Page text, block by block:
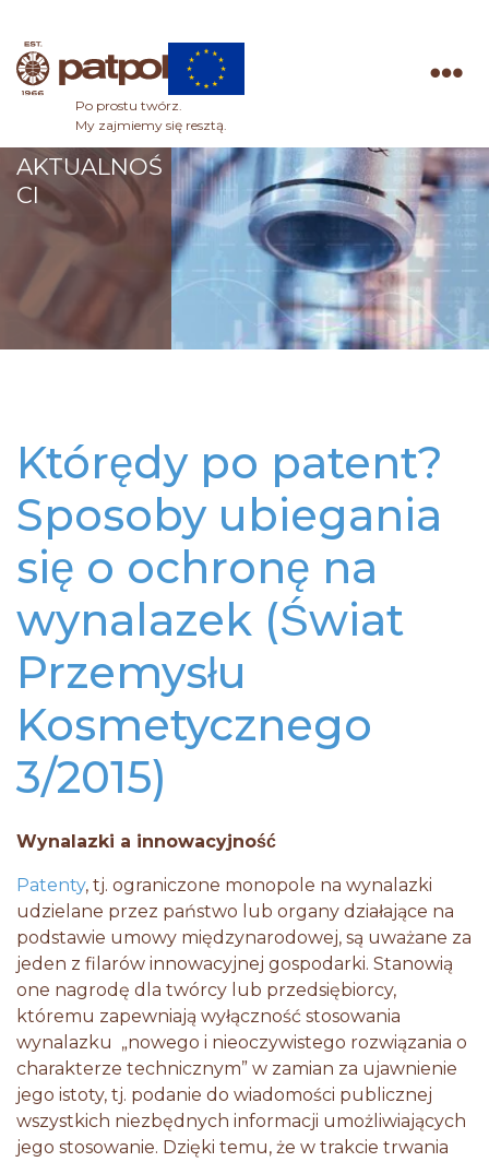
Po prostu twórz.
My zajmiemy się resztą.
Patpol
AKTUALNOŚ
CI
Którędy po patent?
Sposoby ubiegania
się o ochronę na
wynalazek (Świat
Przemysłu
Kosmetycznego
3/2015)
Wynalazki a innowacyjność
Patenty, tj. ograniczone monopole na wynalazki
udzielane przez państwo lub organy działające na
podstawie umowy międzynarodowej, są uważane za
jeden z filarów innowacyjnej gospodarki. Stanowią
one nagrodę dla twórcy lub przedsiębiorcy,
któremu zapewniają wyłączność stosowania
wynalazku „nowego i nieoczywistego rozwiązania o
charakterze technicznym” w zamian za ujawnienie
jego istoty, tj. podanie do wiadomości publicznej
wszystkich niezbędnych informacji umożliwiających
jego stosowanie. Dzięki temu, że w trakcie trwania